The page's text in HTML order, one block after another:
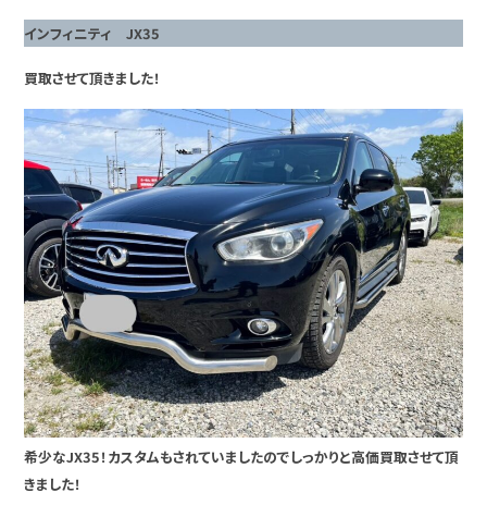
インフィニティ JX35
買取させて頂きました！
希少なJX35！カスタムもされていましたのでしっかりと高価買取させて頂
きました！